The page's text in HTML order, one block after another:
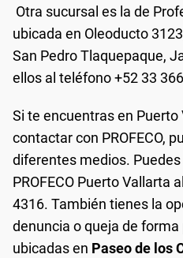
Otra sucursal es la de
ubicada en Oleoducto
San Pedro Tlaquepaque,
ellos al teléfono +52 33
Si te encuentras en
contactar con PROFECO,
diferentes medios.
PROFECO Puerto Vallarta
4316. También tienes la
denuncia o queja de
ubicadas en Paseo de los